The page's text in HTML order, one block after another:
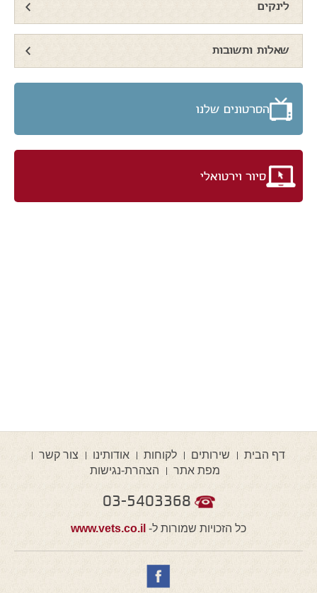
לינקים
שאלות ותשובות
הסרטונים שלנו
סיור וירטואלי
דף הבית שירותים לקוחות אודותינו
צור קשר
מפת אתר
הצהרת-נגישות
03-5403368
כל הזכויות שמורות ל- www.vets.co.il